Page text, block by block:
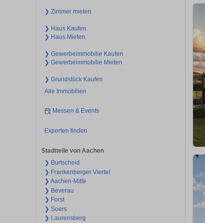
❯ Zimmer mieten
❯ Haus Kaufen
❯ Haus Mieten
❯ Gewerbeimmobilie Kaufen
❯ Gewerbeimmobilie Mieten
❯ Grundstück Kaufen
Alle Immobilien
Messen & Events
Experten finden
Stadtteile von Aachen
❯ Burtscheid
❯ Frankenberger Viertel
❯ Aachen-Mitte
❯ Beverau
❯ Forst
❯ Soers
❯ Laurensberg